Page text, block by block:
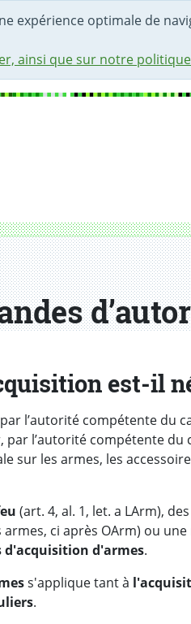
expérience optimale de
ainsi que sur notre
d’armes
est-il
l’autorité compétente du
par l’autorité compétente du
sur les armes, les
(art. 4, al. 1, let. a LArm),
ci après OArm) ou une
d'armes.
s'applique tant à
.